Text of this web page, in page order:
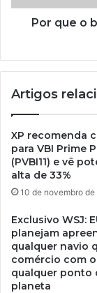
Por que o
Artigos
XP recomenda
para VBI Prime
(PVBI11) e vê
alta de 33%
10 de novembro
Exclusivo WSJ:
planejam
qualquer navio
comércio com o
qualquer ponto
planeta